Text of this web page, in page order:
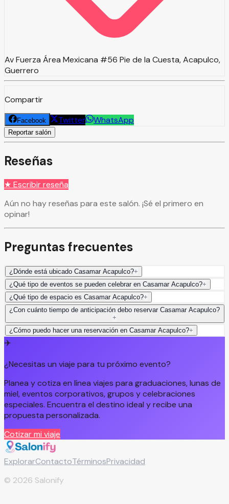
Av Fuerza Área Mexicana #56 Pie de la Cuesta, Acapulco,
Guerrero
Compartir
Facebook Twitter WhatsApp
Reportar salón
Reseñas
★ Escribir reseña
Aún no hay reseñas para este salón. ¡Sé el primero en
opinar!
Preguntas frecuentes
¿Dónde está ubicado Casamar Acapulco?+
¿Qué tipo de eventos se pueden celebrar en Casamar Acapulco?+
¿Qué tipo de espacio es Casamar Acapulco?+
¿Con cuánto tiempo de anticipación debo reservar Casamar Acapulco?
+
¿Cómo puedo hacer una reservación en Casamar Acapulco?+
✈️
¿Necesitas un viaje para tu próximo evento?
Planea y cotiza en línea viajes para graduaciones, lunas de
miel, eventos corporativos, grupos y celebraciones
especiales. Encuentra el destino ideal y recibe una
propuesta personalizada.
Cotizar mi viaje
ExplorarContactoTérminosPrivacidad
© 2026 Salonify